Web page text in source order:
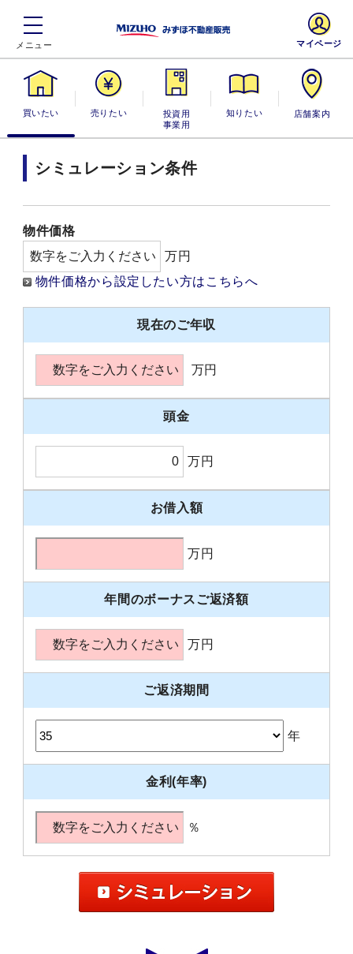
買いたい 売りたい
投資用・事業
用
知りたい 店舗案内
マイページ
シミュレーション条件
物件価格
万円
物件価格から設定したい方はこちらへ
現在のご年収
万円
頭金
万円
お借入額
万円
年間のボーナスご返済額
万円
ご返済期間
年
金利(年率)
％